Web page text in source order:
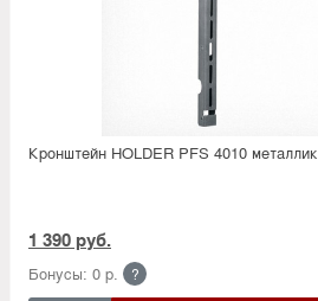
Кронштейн HOLDER PFS 4010 металлик
1 390 руб.
Бонусы: 0 р. ?